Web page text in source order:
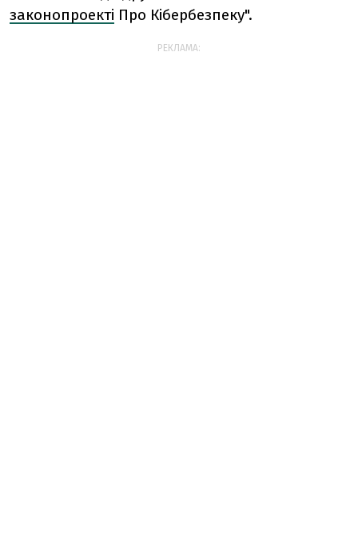
законопроекті Про Кібербезпеку".
РЕКЛАМА: